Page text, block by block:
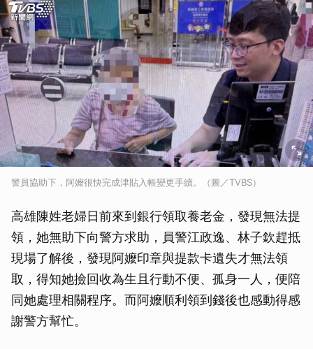
警員協助下，阿嬤很快完成津貼入帳變更手續。（圖／TVBS）
高雄陳姓老婦日前來到銀行領取養老金，發現無法提
領，她無助下向警方求助，員警江政逸、林子欽趕抵
現場了解後，發現阿嬤印章與提款卡遺失才無法領
取，得知她撿回收為生且行動不便、孤身一人，便陪
同她處理相關程序。而阿嬤順利領到錢後也感動得感
謝警方幫忙。